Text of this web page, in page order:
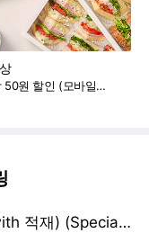
천원당 50원 할인 (모바일카드/플라스틱카드)
재) (Special Clip)